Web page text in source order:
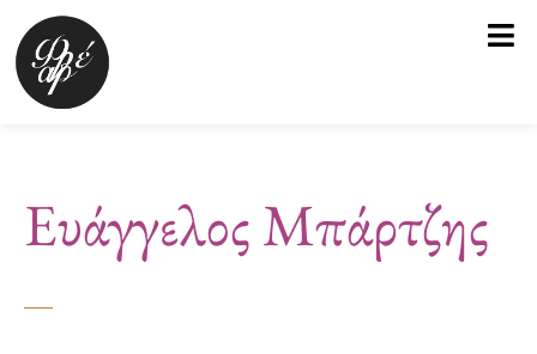
Μετάβαση
στο
περιεχόμενο
Ευάγγελος Μπάρτζης